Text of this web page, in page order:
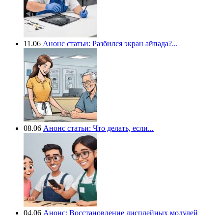
11.06 Анонс статьи: Разбился экран айпада?...
08.06 Анонс статьи: Что делать, если...
04.06 Анонс: Восстановление дисплейных модулей